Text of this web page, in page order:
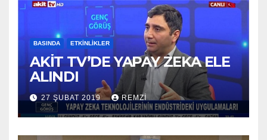
BASINDA ETKINLIKLER
AKİT TV’DE YAPAY ZEKA ELE
ALINDI
27 ŞUBAT 2019 REMZI